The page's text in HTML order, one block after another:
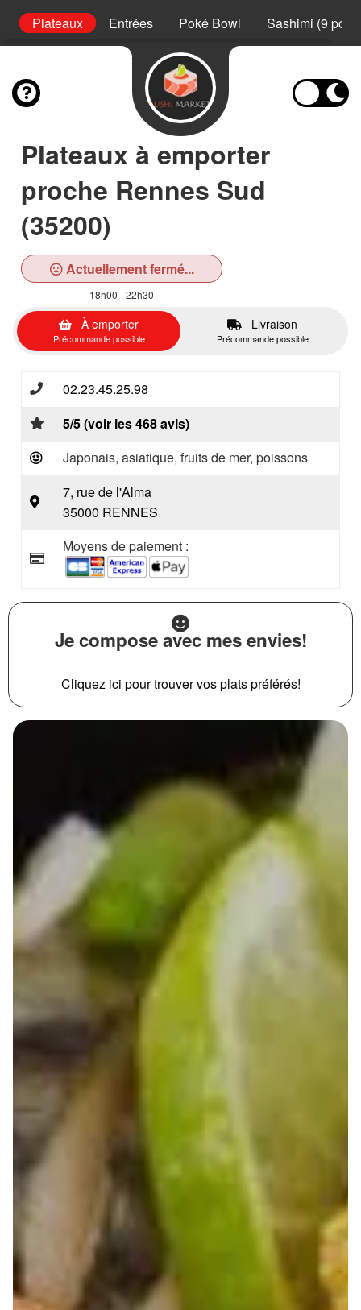
Plateaux Entrées Poké Bowl Sashimi (9 pcs)
Plateaux à emporter
proche Rennes Sud
(35200)
Actuellement fermé...
18h00 - 22h30
À emporter
Précommande possible
Livraison
Précommande possible
02.23.45.25.98
5/5 (voir les 468 avis)
Japonais, asiatique, fruits de mer, poissons
7, rue de l'Alma
35000 RENNES
Moyens de paiement :
Je compose avec mes envies!
Cliquez ici pour trouver vos plats préférés!